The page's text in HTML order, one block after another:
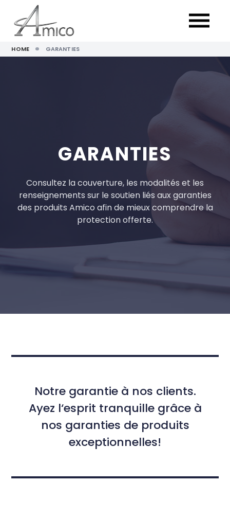
HOME GARANTIES
GARANTIES
Consultez la couverture, les modalités et les
renseignements sur le soutien liés aux garanties
des produits Amico afin de mieux comprendre la
protection offerte.
Notre garantie à nos clients.
Ayez l‘esprit tranquille grâce à
nos garanties de produits
exceptionnelles!